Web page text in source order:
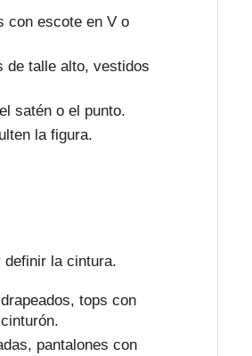
con escote en V o
de talle alto, vestidos
satén o el punto.
la figura.
la cintura.
tops con
pantalones con